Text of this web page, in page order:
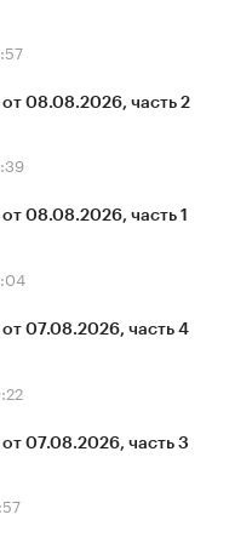
08.08.2026, часть 2
08.08.2026, часть 1
07.08.2026, часть 4
07.08.2026, часть 3